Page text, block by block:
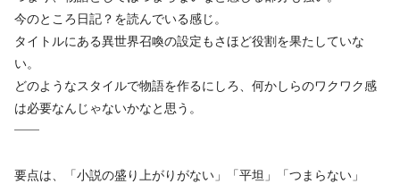
今のところ日記？を読んでいる感じ。
タイトルにある異世界召喚の設定もさほど役割を果たしていな
い。
どのようなスタイルで物語を作るにしろ、何かしらのワクワク感
は必要なんじゃないかなと思う。
——
要点は、「小説の盛り上がりがない」「平坦」「つまらない」